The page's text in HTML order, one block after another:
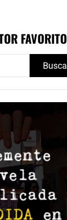
FAVORITO